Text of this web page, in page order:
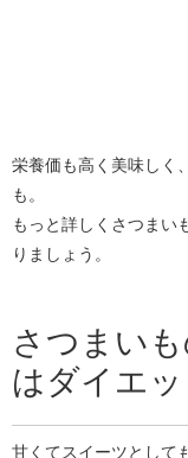
栄養価も高く美味しく
も。
もっと詳しくさつまい
りましょう。
さつまい
はダイエ
甘くてスイーツとして